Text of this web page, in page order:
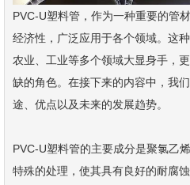
PVC-U塑料管，作为一种重要的管
经济性，广泛应用于各个领域。这
农业、工业等多个领域大显身手，
缺的角色。在接下来的内容中，我
途、优点以及未来的发展趋势。
PVC-U塑料管的主要成分是聚氯乙
特殊的处理，使其具有良好的耐腐